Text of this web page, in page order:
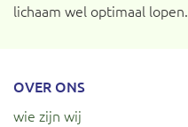
lichaam wel optimaal lopen.
OVER ONS
wie zijn wij